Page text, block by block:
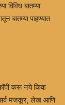
बातम्या
बातम्या पाहण्यात
करू नये किवा
सर्व मजकूर, लेख आणि